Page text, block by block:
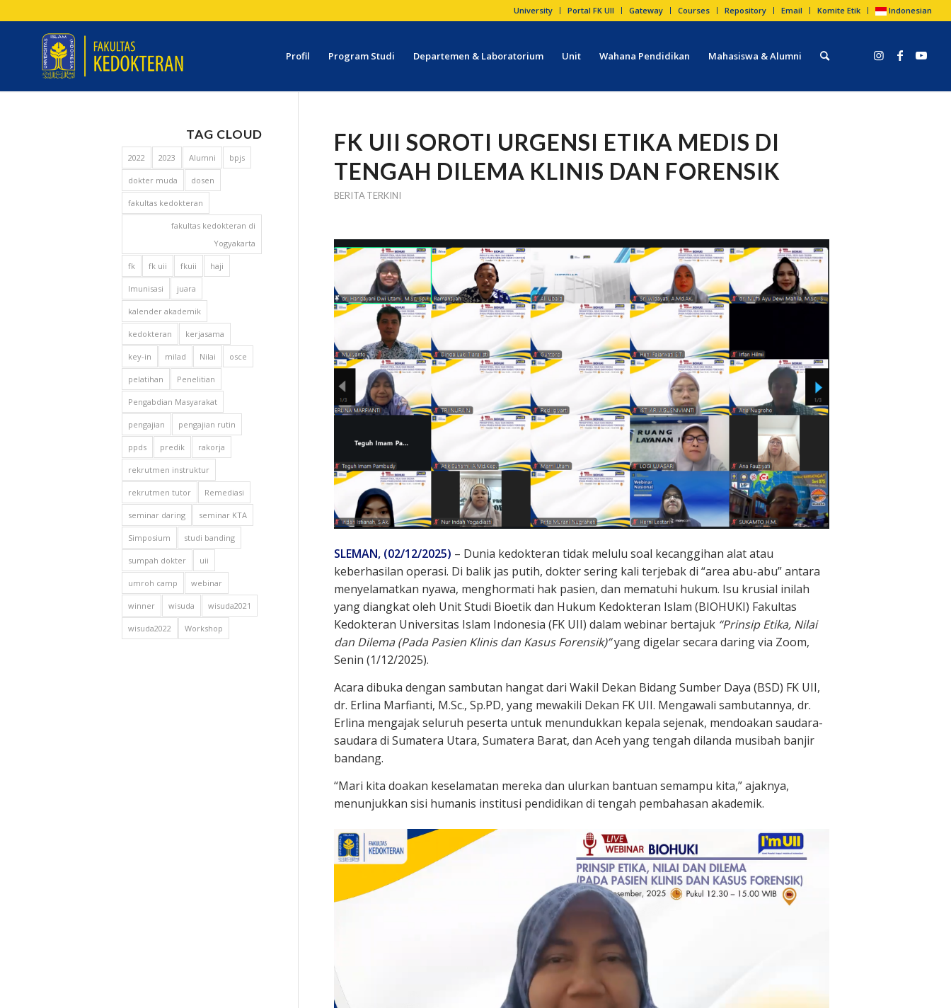
University Portal FK UII Gateway Courses Repository Email Komite Etik Indonesian
Profil Program Studi Departemen & Laboratorium Unit Wahana Pendidikan Mahasiswa & Alumni
FK UII SOROTI URGENSI ETIKA MEDIS DI
TENGAH DILEMA KLINIS DAN FORENSIK
BERITA TERKINI
SLEMAN, (02/12/2025) – Dunia kedokteran tidak melulu soal kecanggihan alat atau
keberhasilan operasi. Di balik jas putih, dokter sering kali terjebak di “area abu-abu” antara
menyelamatkan nyawa, menghormati hak pasien, dan mematuhi hukum. Isu krusial inilah
yang diangkat oleh Unit Studi Bioetik dan Hukum Kedokteran Islam (BIOHUKI) Fakultas
Kedokteran Universitas Islam Indonesia (FK UII) dalam webinar bertajuk “Prinsip Etika, Nilai
dan Dilema (Pada Pasien Klinis dan Kasus Forensik)”yang digelar secara daring via Zoom,
Senin (1/12/2025).
Acara dibuka dengan sambutan hangat dari Wakil Dekan Bidang Sumber Daya (BSD) FK UII,
dr. Erlina Marfianti, M.Sc., Sp.PD, yang mewakili Dekan FK UII. Mengawali sambutannya, dr.
Erlina mengajak seluruh peserta untuk menundukkan kepala sejenak, mendoakan saudara-
saudara di Sumatera Utara, Sumatera Barat, dan Aceh yang tengah dilanda musibah banjir
bandang.
“Mari kita doakan keselamatan mereka dan ulurkan bantuan semampu kita,” ajaknya,
menunjukkan sisi humanis institusi pendidikan di tengah pembahasan akademik.
TAG CLOUD
2022 2023 Alumni bpjs
dokter muda dosen
fakultas kedokteran
fakultas kedokteran di
Yogyakarta
fk fk uii fkuii haji
Imunisasi juara
kalender akademik
kedokteran kerjasama
key-in milad Nilai osce
pelatihan Penelitian
Pengabdian Masyarakat
pengajian pengajian rutin
ppds predik rakorja
rekrutmen instruktur
rekrutmen tutor Remediasi
seminar daring seminar KTA
Simposium studi banding
sumpah dokter uii
umroh camp webinar
winner wisuda wisuda2021
wisuda2022 Workshop